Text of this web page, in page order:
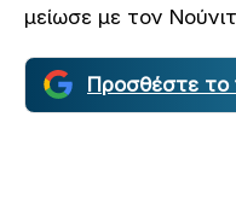
μείωσε με τον
Προσθέστε το